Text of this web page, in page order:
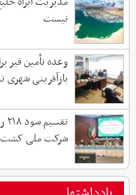
نیست
وعده تأمین قیر
بازآفرینی
شرکت ملی کشت